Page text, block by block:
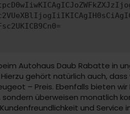
Autohaus Daub Rabatte in
gehört natürlich auch,
– Preis. Ebenfalls bieten
überweisen monatlich
und